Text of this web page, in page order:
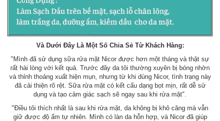
Và Dưới Đây Là Một Số Chia Sẻ Từ Khách Hàng:
"Mình đã sử dụng sữa rửa mặt Nicor được hơn một tháng và thật sự
rất hài lòng với kết quả. Trước đây da tôi thường xuyên bị bóng nhờn
và thỉnh thoảng xuất hiện mụn, nhưng từ khi dùng Nicor, tình trạng này
đã cải thiện rõ rệt. Sữa rửa mặt có kết cấu dạng bọt mịn, rất dễ sử
dụng và tạo cảm giác sạch sẽ ngay sau khi rửa mặt".
"Điều tôi thích nhất là sau khi rửa mặt, da không bị khô căng mà vẫn
giữ được độ ẩm tự nhiên. Mình có làn da hỗn hợp, và Nicor đã giúp